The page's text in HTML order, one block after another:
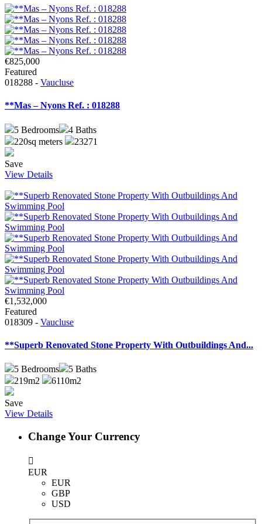
€825,000
Featured
018288 - Vaucluse
**Mas – Nyons Ref. : 018288
5 Bedrooms 4 Baths
220sq meters
23271
Save
View Details
€1,532,000
Featured
018309 - Vaucluse
**Superb Renovated Stone Property With Outbuildings And...
5 Bedrooms 5 Baths
219m2
6110m2
Save
View Details
Change Your Currency
EUR
EUR
GBP
USD